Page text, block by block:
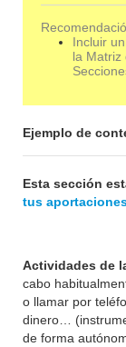
Incluir
la Matriz
Ejemplo de
Esta sección
tus
Actividades de
cabo
o llamar por
dinero…
de forma